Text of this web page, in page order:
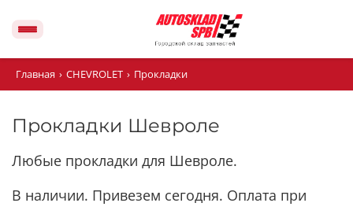
Главная › CHEVROLET › Прокладки
Прокладки Шевроле
Любые прокладки для Шевроле.
В наличии. Привезем сегодня. Оплата при